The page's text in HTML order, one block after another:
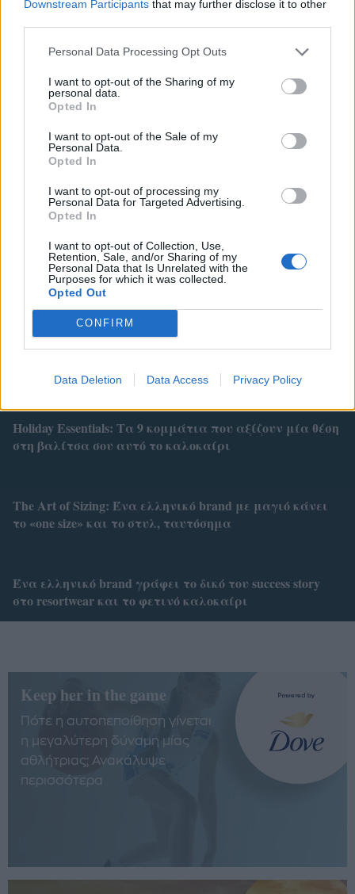
Downstream Participants that may further disclose it to other
Personal Data Processing Opt Outs
I want to opt-out of the Sharing of my
personal data.
Opted In
I want to opt-out of the Sale of my
Personal Data.
Opted In
I want to opt-out of processing my
Personal Data for Targeted Advertising.
Opted In
I want to opt-out of Collection, Use,
Retention, Sale, and/or Sharing of my
Personal Data that Is Unrelated with the
Purposes for which it was collected.
Opted Out
CONFIRM
Data Deletion Data Access Privacy Policy
THE MUPPETS JASON WU SUNO
Related
Η Στέλλα Μουγκαλιάν μας αποκαλύπτει τα μυστικά
Holiday Essentials: Τα 9 κομμάτια που αξίζουν μία θέση
στη βαλίτσα σου αυτό το καλοκαίρι
Τhe Art of Sizing: Ένα ελληνικό brand με μαγιό κάνει
το «one size» και το στυλ, ταυτόσημα
Ένα ελληνικό brand γράφει το δικό του success story
στο resortwear και το φετινό καλοκαίρι
Keep her in the game
Πότε η αυτοπεποίθηση γίνεται
η μεγαλύτερη δύναμη μίας
αθλήτριας; Ανακάλυψε
περισσότερα